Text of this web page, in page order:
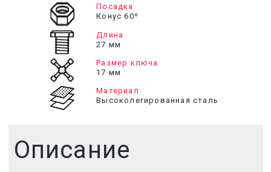
Посадка
Конус 60º
Длина
27 мм
Размер ключа
17 мм
Материал
Высоколегированная сталь
Описание